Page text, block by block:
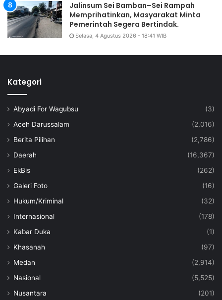
Jalinsum Sei Bamban–Sei Rampah
Memprihatinkan, Masyarakat Minta
Pemerintah Segera Bertindak.
Selasa, 4 Agustus 2026 - 18:41 WIB
Kategori
Abyadi For Wagubsu
(3)
Aceh Darussalam
(2,016)
Berita Pilihan
(2,786)
Daerah
(16,367)
EkBis
(262)
Galeri Foto
(16)
Hukum/Kriminal
(32)
Internasional
(178)
Kabar Duka
(1)
Khasanah
(97)
Medan
(2,914)
Nasional
(5,525)
Nusantara
(201)